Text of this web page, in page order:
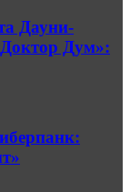
Дауни-
Дум»: